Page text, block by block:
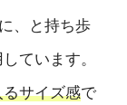
、と持ち歩
ています。
サイズ感で